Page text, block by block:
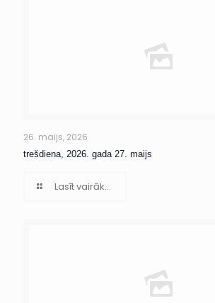
26. maijs, 2026
trešdiena, 2026. gada 27. maijs
Lasīt vairāk...